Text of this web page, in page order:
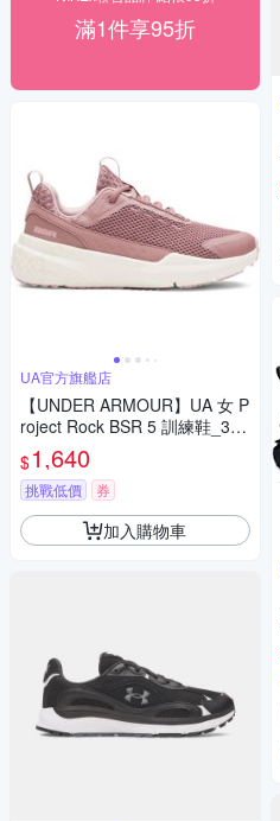
滿1件享95折
UA官方旗艦店
【UNDER ARMOUR】UA 女 P
roject Rock BSR 5 訓練鞋_302
8301-651
$1,640
挑戰低價 券
加入購物車